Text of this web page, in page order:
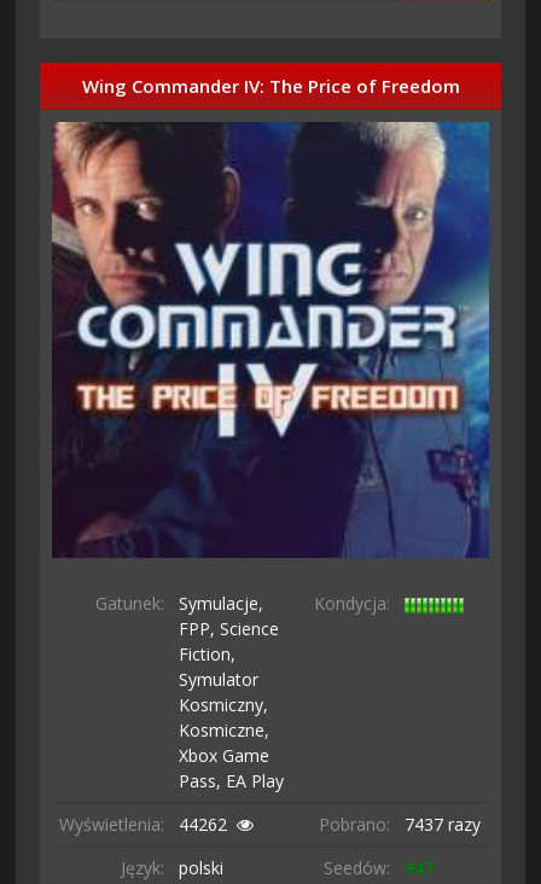
Wing Commander IV: The Price of Freedom
Gatunek:
Symulacje,
FPP,Science
Fiction,
Symulator
Kosmiczny,
Kosmiczne,
Xbox Game
Pass, EA Play
Kondycja:
Wyświetlenia: 44262 Pobrano:
7437 razy
Język:
polski Seedów:
947